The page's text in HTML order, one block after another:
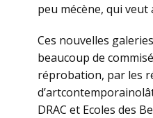
peu mécène, qui
Ces nouvelles
beaucoup de
réprobation, par les
DRAC et Ecoles des